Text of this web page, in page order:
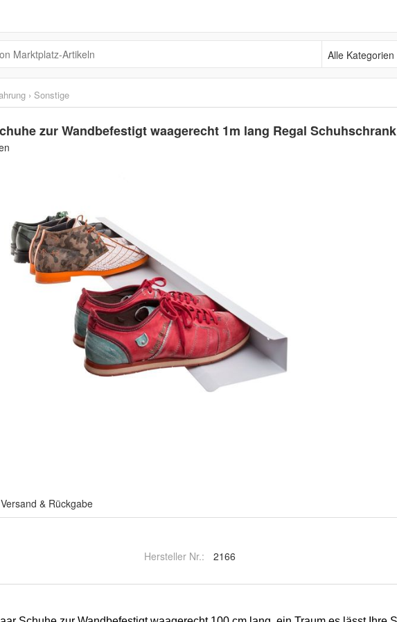
Alle Kategorien
› Sonstige
zur Wandbefestigt waagerecht 1m lang Regal Schuhschrank
& Rückgabe
Hersteller Nr.: 2166